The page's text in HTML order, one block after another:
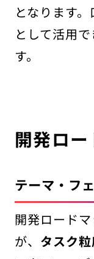
となります
として活用
す。
開発ロ
テーマ・フ
開発ロード
が、 タスク